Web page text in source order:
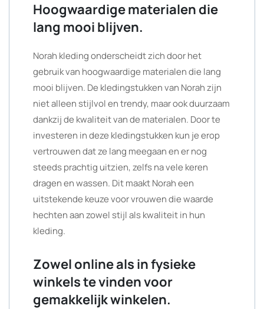
Hoogwaardige materialen die
lang mooi blijven.
Norah kleding onderscheidt zich door het
gebruik van hoogwaardige materialen die lang
mooi blijven. De kledingstukken van Norah zijn
niet alleen stijlvol en trendy, maar ook duurzaam
dankzij de kwaliteit van de materialen. Door te
investeren in deze kledingstukken kun je erop
vertrouwen dat ze lang meegaan en er nog
steeds prachtig uitzien, zelfs na vele keren
dragen en wassen. Dit maakt Norah een
uitstekende keuze voor vrouwen die waarde
hechten aan zowel stijl als kwaliteit in hun
kleding.
Zowel online als in fysieke
winkels te vinden voor
gemakkelijk winkelen.